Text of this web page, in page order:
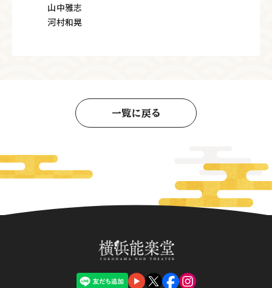
山中雅志
河村和晃
一覧に戻る